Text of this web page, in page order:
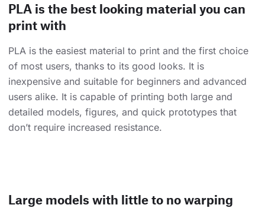
PLA is the best looking material you can
print with
PLA is the easiest material to print and the first choice
of most users, thanks to its good looks. It is
inexpensive and suitable for beginners and advanced
users alike. It is capable of printing both large and
detailed models, figures, and quick prototypes that
don’t require increased resistance.
Large models with little to no warping